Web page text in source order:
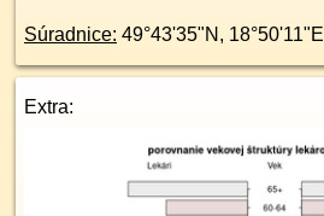
Súradnice: 49°43'35"N , 18°50'11"E
Extra: